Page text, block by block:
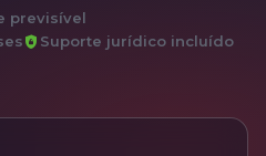
previsível
shield_lock Suporte jurídico incluído